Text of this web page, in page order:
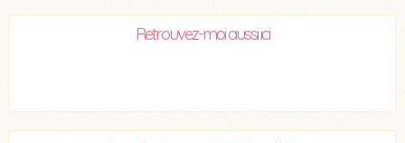
Retrouvez-moi aussi ici